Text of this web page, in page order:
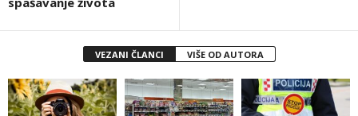
VEZANI ČLANCI VIŠE OD AUTORA